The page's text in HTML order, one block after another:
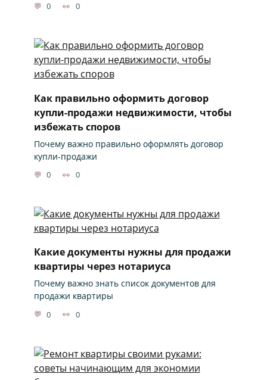
0 0
Как правильно оформить договор
купли-продажи недвижимости, чтобы
избежать споров
Почему важно правильно оформлять договор
купли-продажи
0 0
Какие документы нужны для продажи
квартиры через нотариуса
Почему важно знать список документов для
продажи квартиры
0 0